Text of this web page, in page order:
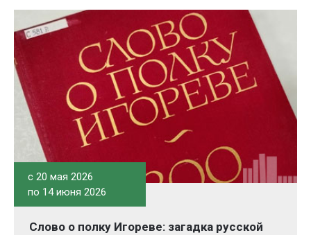
c 20 мая 2026
по 14 июня 2026
Слово о полку Игореве: загадка русской